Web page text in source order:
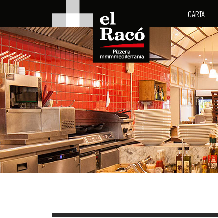
CARTA